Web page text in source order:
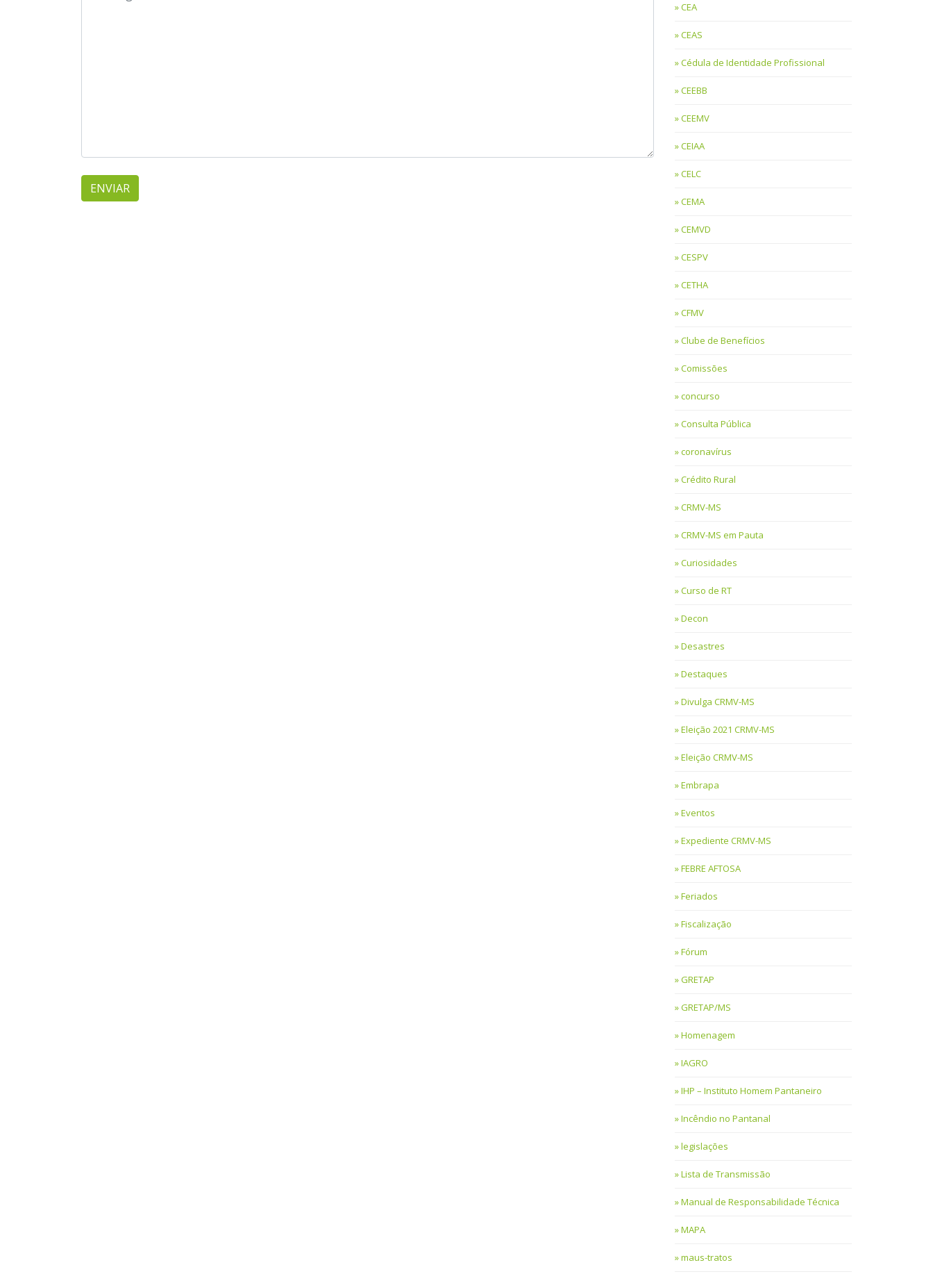
CEA
CEAS
Cédula de Identidade Profissional
CEEBB
CEEMV
CEIAA
CELC
CEMA
CEMVD
CESPV
CETHA
CFMV
Clube de Benefícios
Comissões
concurso
Consulta Pública
coronavírus
Crédito Rural
CRMV-MS
CRMV-MS em Pauta
Curiosidades
Curso de RT
Decon
Desastres
Destaques
Divulga CRMV-MS
Eleição 2021 CRMV-MS
Eleição CRMV-MS
Embrapa
Eventos
Expediente CRMV-MS
FEBRE AFTOSA
Feriados
Fiscalização
Fórum
GRETAP
GRETAP/MS
Homenagem
IAGRO
IHP – Instituto Homem Pantaneiro
Incêndio no Pantanal
legislações
Lista de Transmissão
Manual de Responsabilidade Técnica
MAPA
maus-tratos